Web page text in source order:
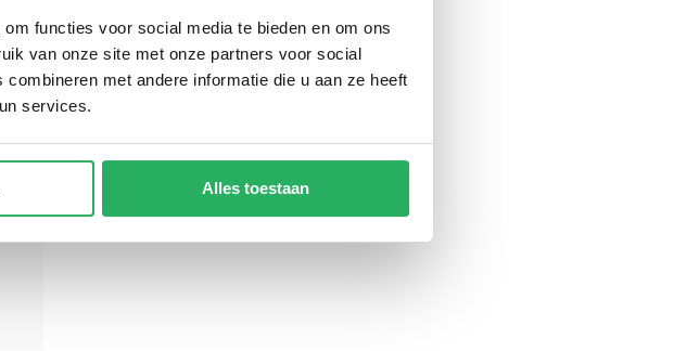
functies voor social media te bieden en om ons
van onze site met onze partners voor social
met andere informatie die u aan ze heeft
services.
Alles toestaan